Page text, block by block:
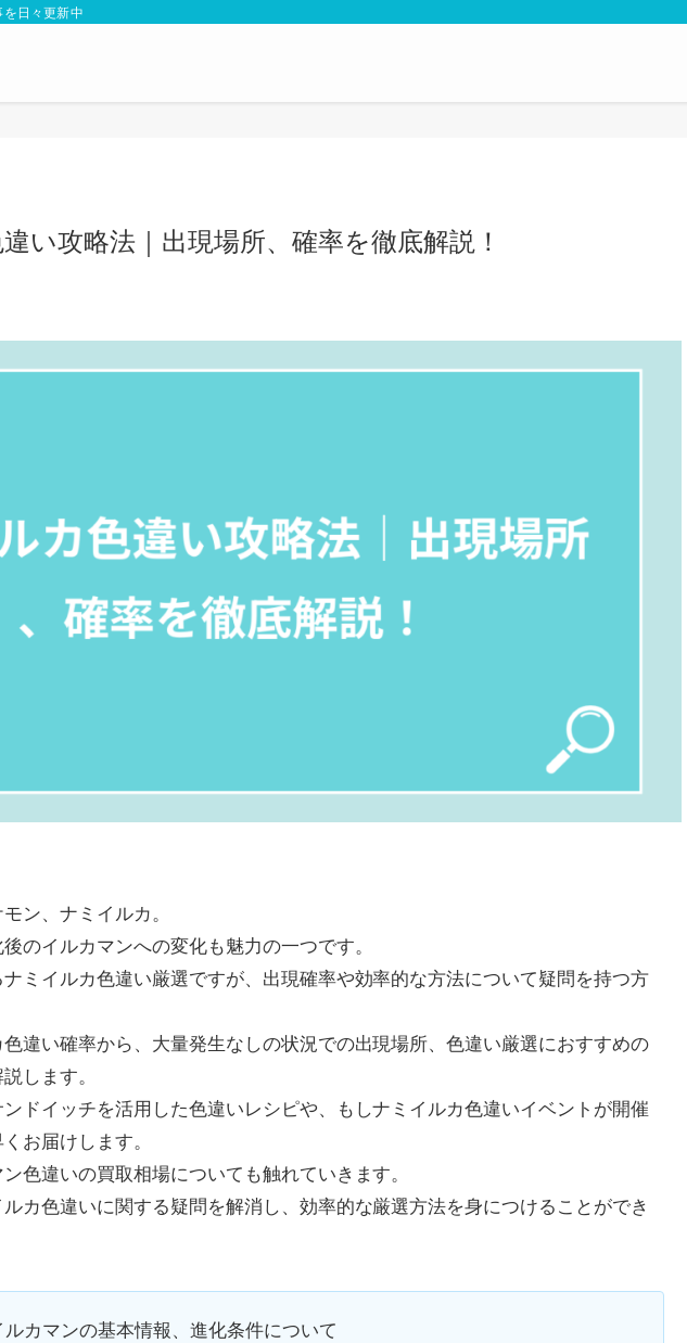
を日々更新中
い攻略法｜出現場所、確率を徹底解説！
ン、ナミイルカ。
のイルカマンへの変化も魅力の一つです。
ミイルカ色違い厳選ですが、出現確率や効率的な方法について疑問を持つ方
違い確率から、大量発生なしの状況での出現場所、色違い厳選におすすめの
します。
ドイッチを活用した色違いレシピや、もしナミイルカ色違いイベントが開催
お届けします。
色違いの買取相場についても触れていきます。
カ色違いに関する疑問を解消し、効率的な厳選方法を身につけることができ
カマンの基本情報、進化条件について